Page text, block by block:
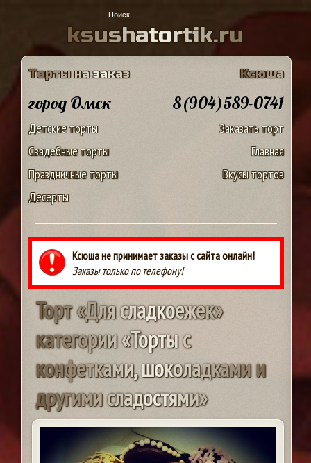
ksushatortik.ru
Торты на заказ
город Омск
Детские торты
Свадебные торты
Праздничные торты
Десерты
Ксюша
8(904)589-0741
Заказать торт
Главная
Вкусы тортов
Ксюша не принимает заказы с сайта онлайн!
Заказы только по телефону!
Торт«Длясладкоежек»
категории«Тортыс
конфетками,шоколадкамии
другимисладостями»